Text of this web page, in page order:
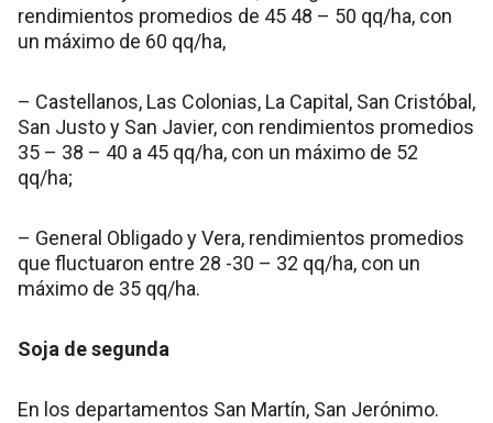
rendimientos promedios de 45 48 – 50 qq/ha, con
un máximo de 60 qq/ha,
– Castellanos, Las Colonias, La Capital, San Cristóbal,
San Justo y San Javier, con rendimientos promedios
35 – 38 – 40 a 45 qq/ha, con un máximo de 52
qq/ha;
– General Obligado y Vera, rendimientos promedios
que fluctuaron entre 28 -30 – 32 qq/ha, con un
máximo de 35 qq/ha.
Soja de segunda
En los departamentos San Martín, San Jerónimo.